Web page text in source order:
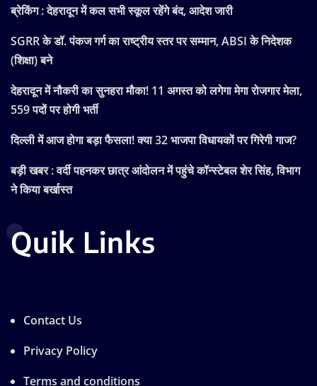
ब्रेकिंग : देहरादून में कल सभी स्कूल रहेंगे बंद, आदेश जारी
SGRR के डॉ. पंकज गर्ग का राष्ट्रीय स्तर पर सम्मान, ABSI के निदेशक
(शिक्षा) बने
देहरादून में नौकरी का सुनहरा मौका! 11 अगस्त को लगेगा मेगा रोजगार मेला,
559 पदों पर होगी भर्ती
दिल्ली में आज होगा बड़ा फैसला! क्या 32 भाजपा विधायकों पर गिरेगी गाज?
बड़ी खबर : वर्दी पहनकर छात्र आंदोलन में पहुंचे कॉन्स्टेबल शेर सिंह, विभाग
ने किया बर्खास्त
Quik Links
Contact Us
Privacy Policy
Terms and conditions